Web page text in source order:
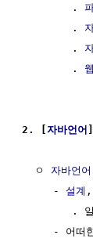
        .
        .
        .
        .
웹
2. [자바언어
  ㅇ
자바언어
     -
설계
.
- 어떠